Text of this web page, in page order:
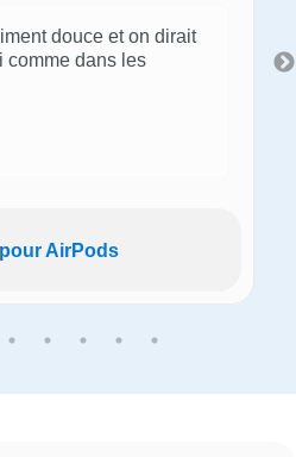
douce et on dirait
comme dans les
AirPods